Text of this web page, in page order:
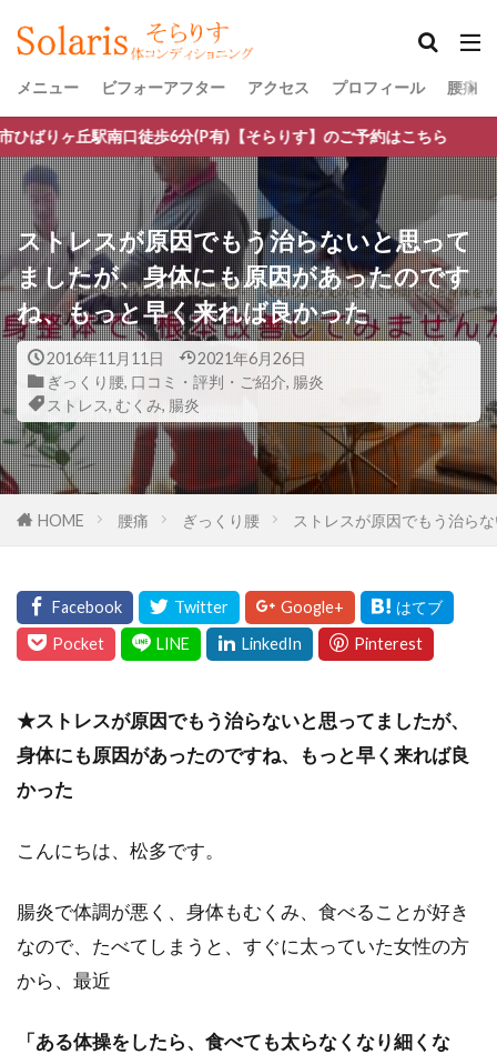
メニュー ビフォーアフター アクセス プロフィール 腰痛
6分(P有)【そらりす】のご予約はこちら
ストレスが原因でもう治らないと思って
ましたが、身体にも原因があったのです
ね、もっと早く来れば良かった
2016年11月11日
2021年6月26日
ぎっくり腰, 口コミ・評判・ご紹介, 腸炎
ストレス, むくみ, 腸炎
HOME 腰痛 ぎっくり腰 ストレスが原因でもう治ら
★ストレスが原因でもう治らないと思ってましたが、
身体にも原因があったのですね、もっと早く来れば良
かった
こんにちは、松多です。
腸炎で体調が悪く、身体もむくみ、食べることが好き
なので、たべてしまうと、すぐに太っていた女性の方
から、最近
「ある体操をしたら、食べても太らなくなり細くな